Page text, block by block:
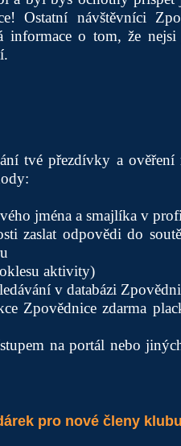
Ostatní návštěvníci
informace o tom, že
tvé přezdívky a ověření
jména a smajlíka v
zaslat odpovědi do
aktivity)
v databázi
Zpovědnice zdarma
na portál nebo
pro nové členy